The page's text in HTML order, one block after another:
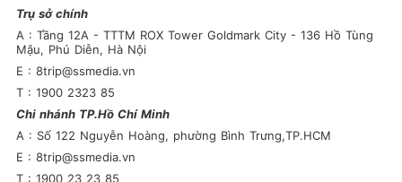
Trụ sở chính
A : Tầng 12A - TTTM ROX Tower Goldmark City - 136 Hồ Tùng
Mậu, Phú Diễn, Hà Nội
E : 8trip@ssmedia.vn
T : 1900 2323 85
Chi nhánh TP.Hồ Chí Minh
A : Số 122 Nguyễn Hoàng, phường Bình Trưng,TP.HCM
E : 8trip@ssmedia.vn
T : 1900 23 23 85